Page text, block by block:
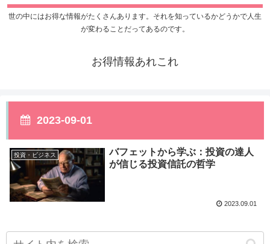
世の中にはお得な情報がたくさんあります。それを知っているかどうかで人生
が変わることだってあるのです。
お得情報あれこれ
2023-09-01
投資・ビジネス
バフェットから学ぶ：投資の達人
が信じる投資信託の哲学
2023.09.01